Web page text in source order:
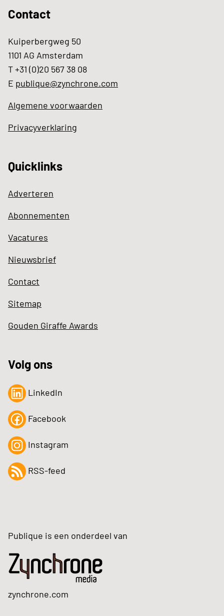
Contact
Kuiperbergweg 50
1101 AG Amsterdam
T +31 (0)20 567 38 08
E publique@zynchrone.com
Algemene voorwaarden
Privacyverklaring
Quicklinks
Adverteren
Abonnementen
Vacatures
Nieuwsbrief
Contact
Sitemap
Gouden Giraffe Awards
Volg ons
LinkedIn
Facebook
Instagram
RSS-feed
Publique is een onderdeel van
zynchrone.com